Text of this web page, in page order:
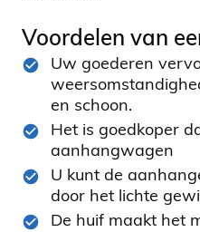
Voordelen van
Uw goederen
en schoon.
Het is goedkoper
aanhangwagen
U kunt de
door het lichte
De huif maakt het